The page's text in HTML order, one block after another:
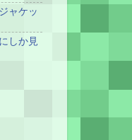
ャケッ
しか見